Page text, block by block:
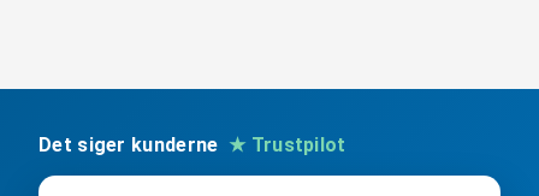
Det siger kunderne ★ Trustpilot